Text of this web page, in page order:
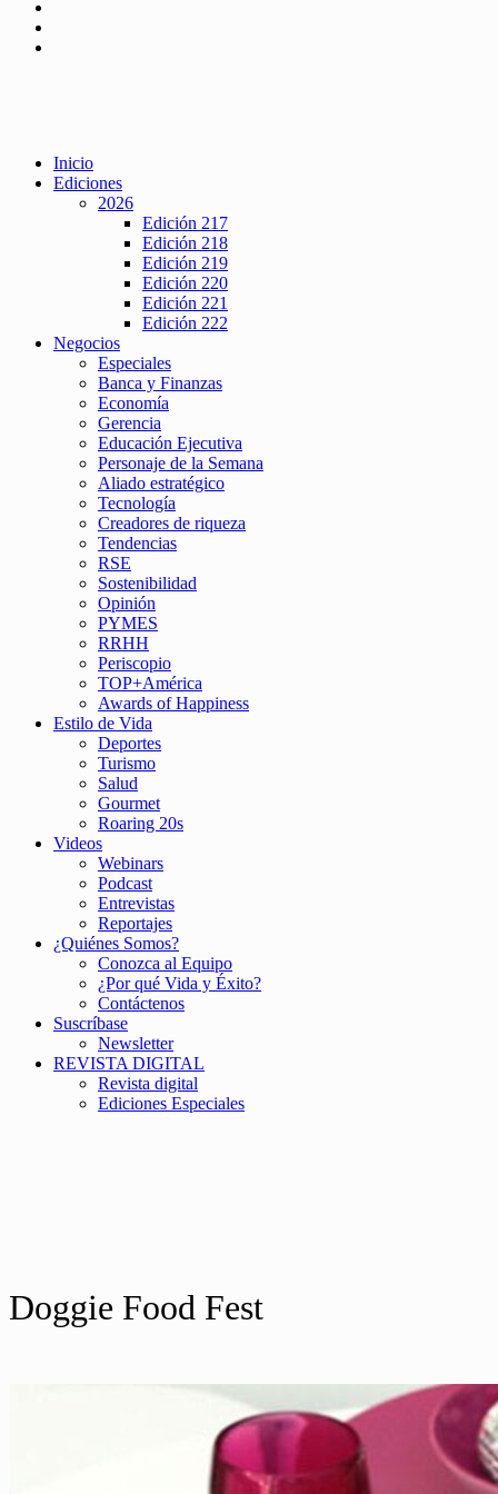
Inicio
Ediciones
2026
Edición 217
Edición 218
Edición 219
Edición 220
Edición 221
Edición 222
Negocios
Especiales
Banca y Finanzas
Economía
Gerencia
Educación Ejecutiva
Personaje de la Semana
Aliado estratégico
Tecnología
Creadores de riqueza
Tendencias
RSE
Sostenibilidad
Opinión
PYMES
RRHH
Periscopio
TOP+América
Awards of Happiness
Estilo de Vida
Deportes
Turismo
Salud
Gourmet
Roaring 20s
Videos
Webinars
Podcast
Entrevistas
Reportajes
¿Quiénes Somos?
Conozca al Equipo
¿Por qué Vida y Éxito?
Contáctenos
Suscríbase
Newsletter
REVISTA DIGITAL
Revista digital
Ediciones Especiales
Doggie Food Fest